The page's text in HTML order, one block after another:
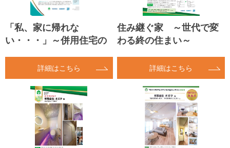
「私、家に帰れな
い・・・」～併用住宅の
詳細はこちら
住み継ぐ家 ～世代で変
わる終の住まい～
詳細はこちら